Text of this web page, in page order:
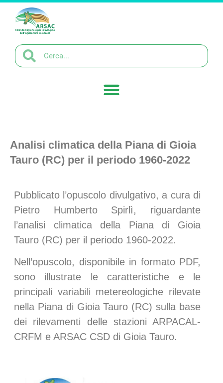
Analisi climatica della Piana di Gioia
Tauro (RC) per il periodo 1960-2022
Pubblicato l’opuscolo divulgativo, a cura di
Pietro Humberto Spirlì, riguardante
l’analisi climatica della Piana di Gioia
Tauro (RC) per il periodo 1960-2022.
Nell’opuscolo, disponibile in formato PDF,
sono illustrate le caratteristiche e le
principali variabili metereologiche rilevate
nella Piana di Gioia Tauro (RC) sulla base
dei rilevamenti delle stazioni ARPACAL-
CRFM e ARSAC CSD di Gioia Tauro.